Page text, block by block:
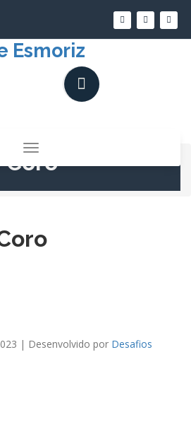
Alternar
a
Coro
| Desenvolvido por Desafios